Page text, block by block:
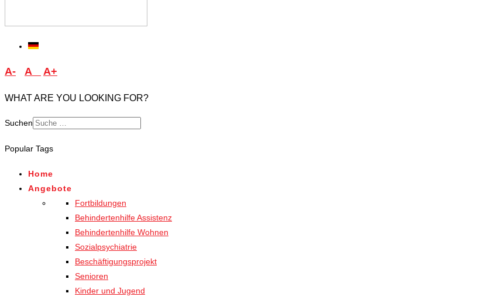
A- A A+
WHAT ARE YOU LOOKING FOR?
Suchen
for results.
Popular Tags
Home
Angebote
Fortbildungen
Behindertenhilfe Assistenz
Behindertenhilfe Wohnen
Sozialpsychiatrie
Beschäftigungsprojekt
Senioren
Kinder und Jugend